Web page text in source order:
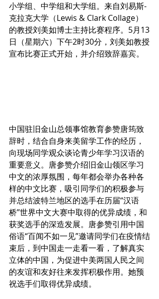
小学组、中学组和大学组。来自刘易斯-
克拉克大学（Lewis & Clark Collage）
的教授刘美如博士主持比赛程序。5月13
日（星期六）下午2时30分，刘美如教授
宣布比赛正式开始，并介绍致辞嘉宾。
中国驻旧金山总领事馆教育参赞唐筠致
辞时，结合自身来美留学工作的经历，
向现场同学观众谈论青少年学习汉语的
重要意义。唐参赞介绍旧金山领区学习
中文的浓厚氛围，每年都会举办各种各
样的中文比赛，吸引同学们的积极参与
并总结波特兰地区的选手在历届“汉语
桥”世界中文大赛中取得的优异成绩，和
获奖选手的深造发展。唐参赞引用中国
俗语“百闻不如一见”邀请同学们在疫情结
束后，到中国走一走看一看，了解真实
立体的中国，为促进中美两国人民之间
的友谊和友好往来发挥积极作用。她预
祝选手们取得优异成绩。